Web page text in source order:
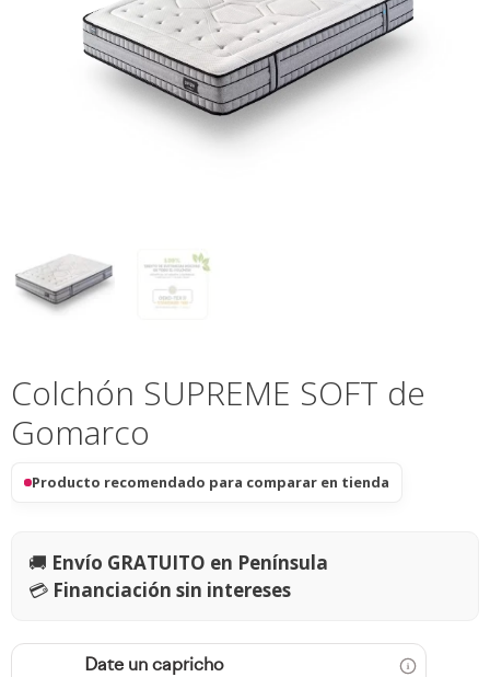
Colchón SUPREME SOFT de
Gomarco
Producto recomendado para comparar en tienda
🚚 Envío GRATUITO en Península
💳 Financiación sin intereses
Date un capricho